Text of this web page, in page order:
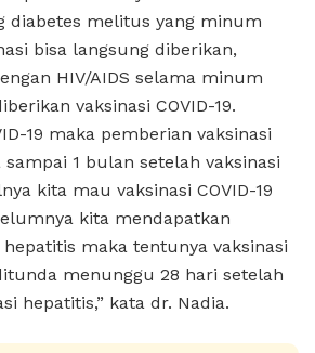
diabetes melitus yang minum
bisa langsung diberikan,
HIV/AIDS selama minum
vaksinasi COVID-19.
19 maka pemberian vaksinasi
1 bulan setelah vaksinasi
kita mau vaksinasi COVID-19
kita mendapatkan
maka tentunya vaksinasi
menunggu 28 hari setelah
hepatitis,” kata dr. Nadia.